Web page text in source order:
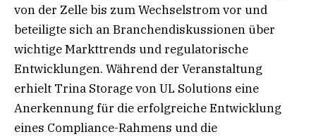
von der Zelle bis zum Wechselstrom vor und
beteiligte sich an Branchendiskussionen über
wichtige Markttrends und regulatorische
Entwicklungen. Während der Veranstaltung
erhielt Trina Storage von UL Solutions eine
Anerkennung für die erfolgreiche Entwicklung
eines Compliance-Rahmens und die